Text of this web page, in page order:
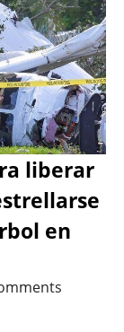
liberar
en